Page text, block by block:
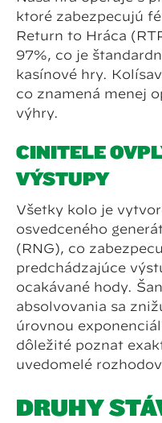
ktoré zabezpečujú
Return to Hráča
97%, čo je
kasínové hry.
čo znamená menej
výhry.
ČINITELE
VÝSTUPY
Všetky kolo je
osvedčeného
(RNG), čo
predchádzajúce
očakávané hody.
absolvovania sa
úrovňou
dôležité poznať
uvedomelé
DRUHY